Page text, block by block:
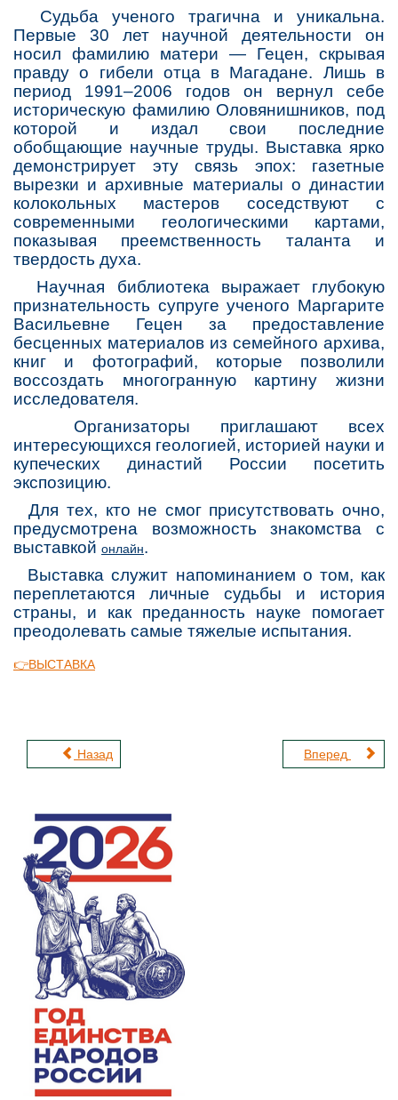
Судьба ученого трагична и уникальна.
Первые 30 лет научной деятельности он
носил фамилию матери — Гецен, скрывая
правду о гибели отца в Магадане. Лишь в
период 1991–2006 годов он вернул себе
историческую фамилию Оловянишников, под
которой и издал свои последние
обобщающие научные труды. Выставка ярко
демонстрирует эту связь эпох: газетные
вырезки и архивные материалы о династии
колокольных мастеров соседствуют с
современными геологическими картами,
показывая преемственность таланта и
твердость духа.
Научная библиотека выражает глубокую
признательность супруге ученого Маргарите
Васильевне Гецен за предоставление
бесценных материалов из семейного архива,
книг и фотографий, которые позволили
воссоздать многогранную картину жизни
исследователя.
Организаторы приглашают всех
интересующихся геологией, историей науки и
купеческих династий России посетить
экспозицию.
Для тех, кто не смог присутствовать очно,
предусмотрена возможность знакомства с
выставкой онлайн.
Выставка служит напоминанием о том, как
переплетаются личные судьбы и история
страны, и как преданность науке помогает
преодолевать самые тяжелые испытания.
👉ВЫСТАВКА
Назад Вперед